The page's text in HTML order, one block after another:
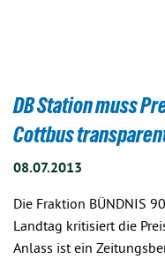
DB Station muss
Cottbus
08.07.2013
Die Fraktion BÜNDNIS
Landtag kritisiert die
Anlass ist ein